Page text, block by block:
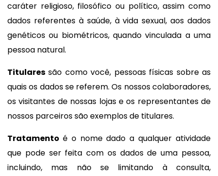
caráter religioso, filosófico ou político, assim como
dados referentes à saúde, à vida sexual, aos dados
genéticos ou biométricos, quando vinculada a uma
pessoa natural.
Titulares são como você, pessoas físicas sobre as
quais os dados se referem. Os nossos colaboradores,
os visitantes de nossas lojas e os representantes de
nossos parceiros são exemplos de titulares.
Tratamento é o nome dado a qualquer atividade
que pode ser feita com os dados de uma pessoa,
incluindo, mas não se limitando à consulta,